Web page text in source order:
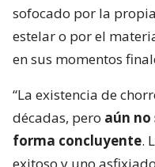
sofocado por la
estelar o por el
en sus momentos
“La existencia de
décadas, pero aún
forma concluyente.
exitoso y uno